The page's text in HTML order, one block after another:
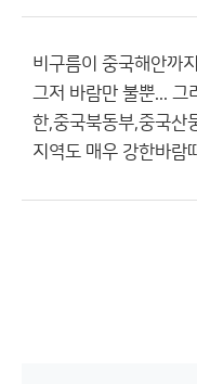
비구름이 중국해안까
그저 바람만 불뿐... 그
한,중국북동부,중국산
지역도 매우 강한바람